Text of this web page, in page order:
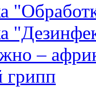
–
грипп